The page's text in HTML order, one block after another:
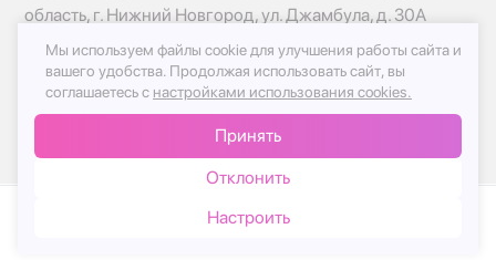
область, г. Нижний Новгород, ул. Джамбула, д. 30А
© 2017-2026г, База Цветов 24.ру
Политика конфиденциальности
Публичная оферта
Мы используем файлы cookie для улучшения работы сайта и
вашего удобства. Продолжая использовать сайт, вы
соглашаетесь с настройками использования cookies.
Принять
Отклонить
Настроить